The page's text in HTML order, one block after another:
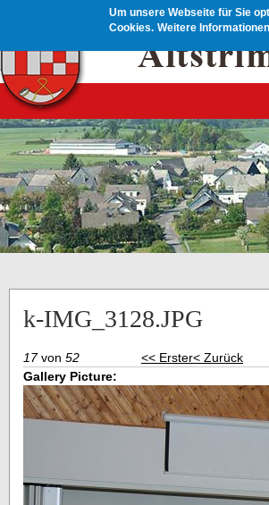
Um unsere Webseite für Sie
Cookies. Weitere
k-IMG_3128.JPG
17von 52 << Erster< Zurück
Gallery Picture: